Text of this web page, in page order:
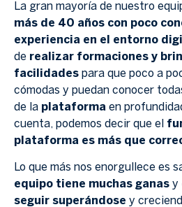
La gran mayoría de nuestro
más de 40 años con poco
experiencia en el entorno
de realizar formaciones y
facilidades para que poco a
cómodas y puedan conocer
de la plataforma en
cuenta, podemos decir que el
plataforma es más que
Lo que más nos enorgullece es
equipo tiene muchas ganas y
seguir superándose y